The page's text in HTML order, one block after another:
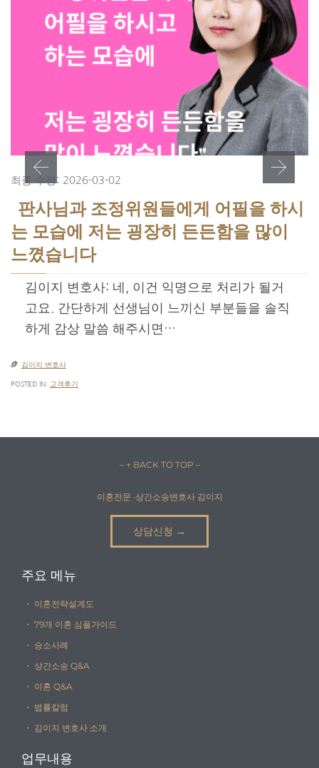
최종 수정: 2026-03-02
판사님과 조정위원들에게 어필을 하시
는 모습에 저는 굉장히 든든함을 많이
느꼈습니다
김이지 변호사: 네, 이건 익명으로 처리가 될거
고요. 간단하게 선생님이 느끼신 부분들을 솔직
하게 감상 말씀 해주시면…
 김이지 변호사
POSTED IN: 고객후기
– ↑ BACK TO TOP –
이혼전문 ·상간소송변호사 김이지
상담신청 →
주요 메뉴
・ 이혼전략설계도
・ 79개 이혼 심플가이드
・ 승소사례
・ 상간소송 Q&A
・ 이혼 Q&A
・ 법률칼럼
・ 김이지 변호사 소개
업무내용